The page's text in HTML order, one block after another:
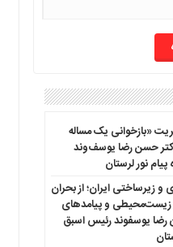
«بازخوانی یک مساله
دکتر حسن رضا یوسف‌وند
نور لرستان
و زیرساختی ایران؛ از بحران
زیست‌محیطی و پیامدهای
یوسفوند رئیس اسبق